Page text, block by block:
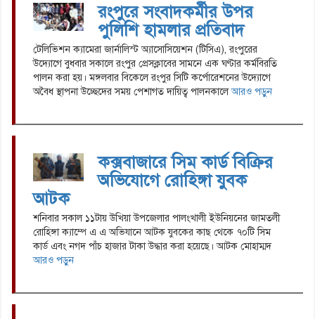
রংপুরে সংবাদকর্মীর উপর
পুলিশি হামলার প্রতিবাদ
টেলিভিশন ক্যামেরা জার্নালিস্ট অ্যাসোসিয়েশন (টিসিএ), রংপুরের
উদ্যোগে বুধবার সকালে রংপুর প্রেসক্লাবের সামনে এক ঘণ্টার কর্মবিরতি
পালন করা হয়। মঙ্গলবার বিকেলে রংপুর সিটি কর্পোরেশনের উদ্যোগে
অবৈধ স্থাপনা উচ্ছেদের সময় পেশাগত দায়িত্ব পালনকালেআরও পড়ুন
কক্সবাজারে সিম কার্ড বিক্রির
অভিযোগে রোহিঙ্গা যুবক
আটক
শনিবার সকাল ১১টায় উখিয়া উপজেলার পালংখালী ইউনিয়নের জামতলী
রোহিঙ্গা ক্যাম্পে এ এ অভিযানে আটক যুবকের কাছ থেকে ৭০টি সিম
কার্ড এবং নগদ পাঁচ হাজার টাকা উদ্ধার করা হয়েছে। আটক মোহাম্মদ
আরও পড়ুন